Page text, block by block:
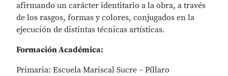
afirmando un carácter identitario a la obra, a través
de los rasgos, formas y colores, conjugados en la
ejecución de distintas técnicas artísticas.
Formación Académica:
Primaria: Escuela Mariscal Sucre – Píllaro